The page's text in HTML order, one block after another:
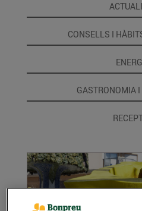
CONSELLS I
GASTRONOMIA